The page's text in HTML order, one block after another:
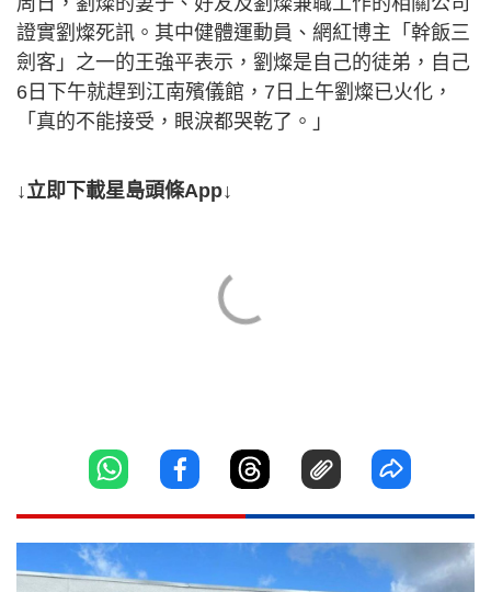
證實劉燦死訊。其中健體運動員、網紅博主「幹飯三
劍客」之一的王強平表示，劉燦是自己的徒弟，自己
6日下午就趕到江南殯儀館，7日上午劉燦已火化，
「真的不能接受，眼淚都哭乾了。」
↓立即下載星島頭條App↓